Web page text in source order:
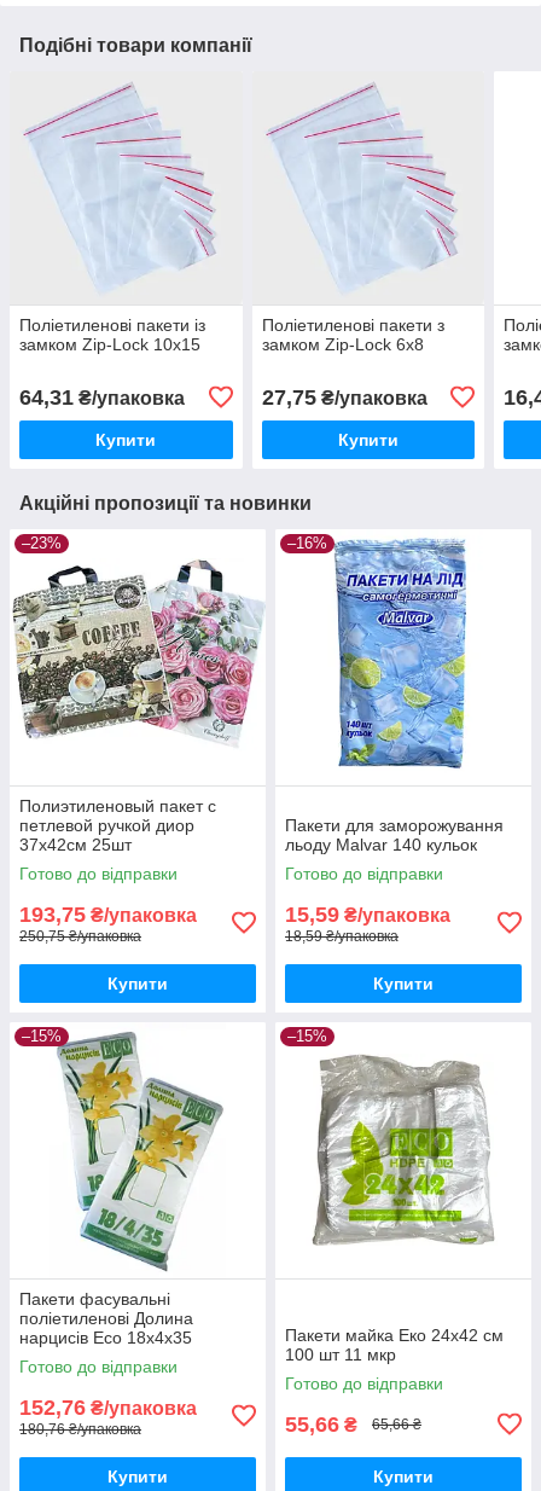
Подібні товари компанії
Поліетиленові пакети із
замком Zip-Lock 10х15
64,31 ₴/упаковка
Купити
Поліетиленові пакети з
замком Zip-Lock 6х8
27,75₴/упаковка
Купити
Акційні пропозиції та новинки
–23%
Полиэтиленовый пакет с
петлевой ручкой диор
37х42см 25шт
Готово до відправки
193,75 ₴/упаковка
250,75 ₴/упаковка
Купити
–16%
Пакети для заморожування
льоду Malvar 140 кульок
Готово до відправки
15,59 ₴/упаковка
18,59 ₴/упаковка
Купити
–15%
Пакети фасувальні
поліетиленові Долина
нарцисів Eco 18x4x35
Готово до відправки
152,76 ₴/упаковка
180,76 ₴/упаковка
Купити
–15%
Пакети майка Еко 24х42 см
100 шт 11 мкр
Готово до відправки
55,66 ₴ 65,66 ₴
Купити